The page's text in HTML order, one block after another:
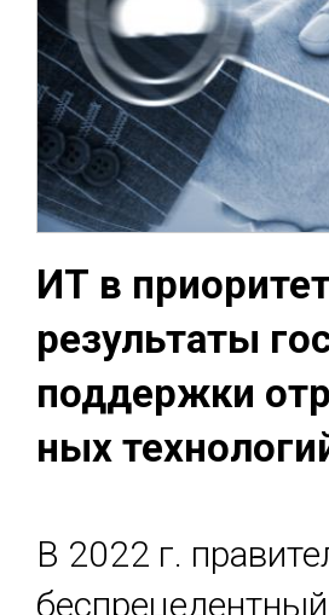
ИТ в
ре­зуль­та­ты
под­дер­жки
ных
В 2022 г.